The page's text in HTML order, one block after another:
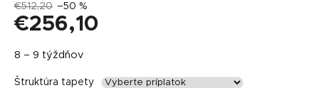
€512,20 –50 %
€256,10
cena:
8 – 9 týždňov
Štruktúra tapety